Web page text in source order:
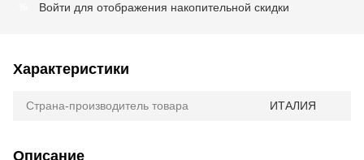
Войти для отображения накопительной скидки
Характеристики
Страна-производитель товара ИТАЛИЯ
Описание